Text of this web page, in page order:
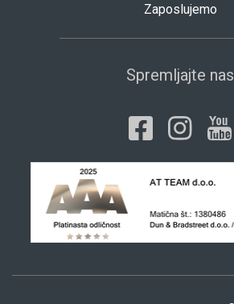
Zaposlujemo
Spremljajte nas